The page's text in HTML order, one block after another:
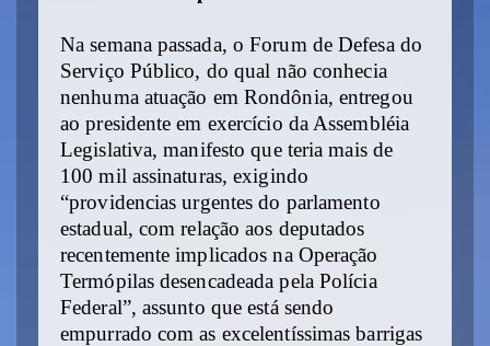
Na semana passada, o Forum de Defesa do
Serviço Público, do qual não conhecia
nenhuma atuação em Rondônia, entregou
ao presidente em exercício da Assembléia
Legislativa, manifesto que teria mais de
100 mil assinaturas, exigindo
“providencias urgentes do parlamento
estadual, com relação aos deputados
recentemente implicados na Operação
Termópilas desencadeada pela Polícia
Federal”, assunto que está sendo
empurrado com as excelentíssimas barrigas